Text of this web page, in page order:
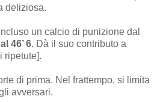
deliziosa.
un calcio di punizione dal
46’ 6. Dà il suo contributo a
ripetute].
di prima. Nel frattempo, si limita
avversari.